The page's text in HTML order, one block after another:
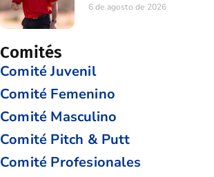
6 de agosto de 2026
Comités
Comité Juvenil
Comité Femenino
Comité Masculino
Comité Pitch & Putt
Comité Profesionales